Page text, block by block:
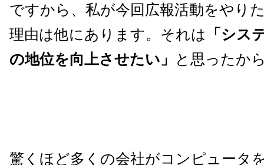
ですから、私が今回広報活動をやり
理由は他にあります。それは 「シス
の地位を向上させたい」 と思ったか
驚くほど多くの会社がコンピュータ